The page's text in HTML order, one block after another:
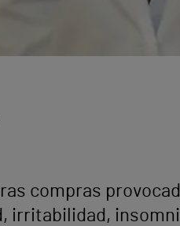
compras
irritabilidad,